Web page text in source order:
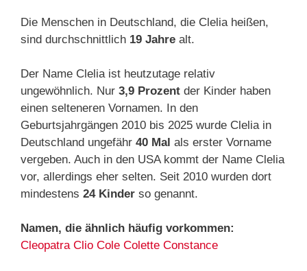
Die Menschen in Deutschland, die Clelia heißen,
sind durchschnittlich 19 Jahre alt.
Der Name Clelia ist heutzutage relativ
ungewöhnlich. Nur 3,9 Prozent der Kinder haben
einen selteneren Vornamen. In den
Geburtsjahrgängen 2010 bis 2025 wurde Clelia in
Deutschland ungefähr 40 Mal als erster Vorname
vergeben. Auch in den USA kommt der Name Clelia
vor, allerdings eher selten. Seit 2010 wurden dort
mindestens 24 Kinder so genannt.
Namen, die ähnlich häufig vorkommen:
Cleopatra Clio Cole Colette Constance